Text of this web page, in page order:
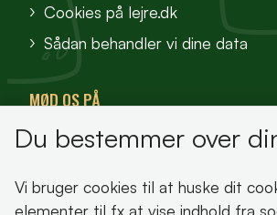
Cookies på lejre.dk
Sådan behandler vi dine data
MØD OS PÅ
VisitFjordlandet
Oplev Lejre
Du bestemmer over
Vi bruger cookies til at huske dit
elementer til fx at vise indhold fra